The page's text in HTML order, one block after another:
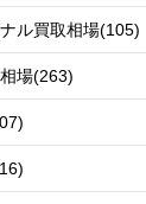
ル買取相場(105)
場(263)